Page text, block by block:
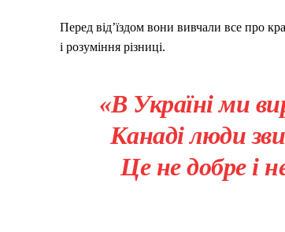
Перед від’їздом вони вивчали все про
і розуміння різниці.
«В Україні ми
Канаді люди
Це не добре і